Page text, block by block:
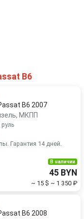
B6
B6 2007
МКПП
Гарантия 14 дней.
В наличии
45 BYN
~ 15 $ ~ 1 350 ₽
B6 2008